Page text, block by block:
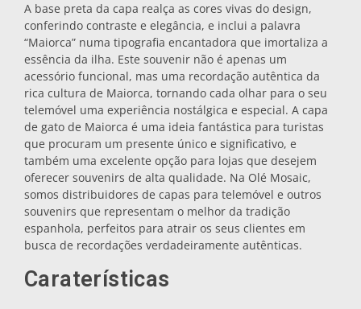
Copos de shot
Lembranças por cidade
Lembranças de Espanha
Lembranças de Portugal
A base preta da capa realça as cores vivas do design,
conferindo contraste e elegância, e inclui a palavra
“Maiorca” numa tipografia encantadora que imortaliza a
essência da ilha. Este souvenir não é apenas um
acessório funcional, mas uma recordação autêntica da
rica cultura de Maiorca, tornando cada olhar para o seu
telemóvel uma experiência nostálgica e especial. A capa
de gato de Maiorca é uma ideia fantástica para turistas
que procuram um presente único e significativo, e
também uma excelente opção para lojas que desejem
oferecer souvenirs de alta qualidade. Na Olé Mosaic,
somos distribuidores de capas para telemóvel e outros
souvenirs que representam o melhor da tradição
espanhola, perfeitos para atrair os seus clientes em
busca de recordações verdadeiramente autênticas.
Caraterísticas